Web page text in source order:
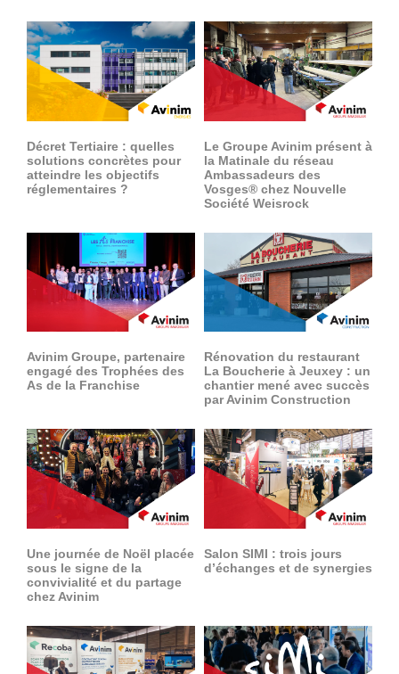
Groupe Avinim
03 29 22 30 00
Avinim Construction
Lundi au vendredi ( 8h00 – 17h00 )
Décret Tertiaire : quelles
solutions concrètes pour
atteindre les objectifs
réglementaires ?
Le Groupe Avinim présent à
la Matinale du réseau
Ambassadeurs des
Vosges® chez Nouvelle
Société Weisrock
Avinim Groupe, partenaire
engagé des Trophées des
As de la Franchise
Rénovation du restaurant
La Boucherie à Jeuxey : un
chantier mené avec succès
par Avinim Construction
Une journée de Noël placée
sous le signe de la
convivialité et du partage
chez Avinim
Salon SIMI : trois jours
d’échanges et de synergies